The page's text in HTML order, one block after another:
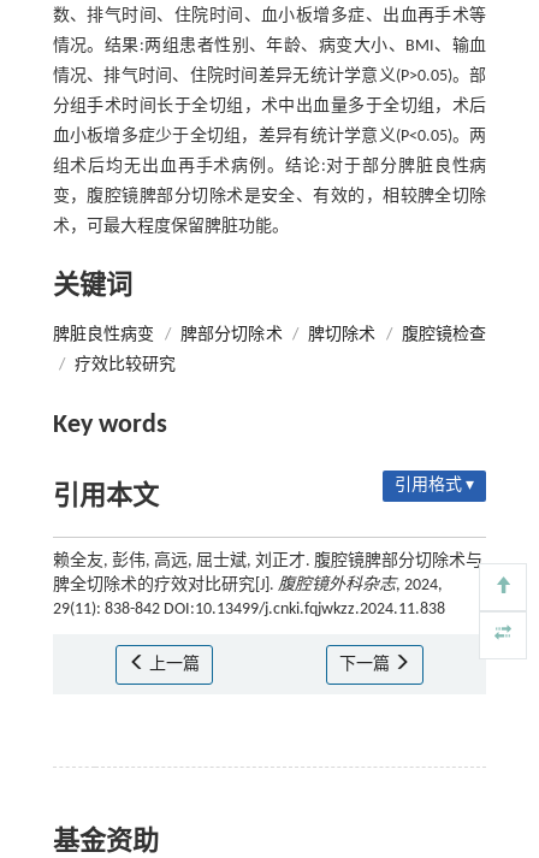
数、排气时间、住院时间、血小板增多症、出血再手术等
情况。结果:两组患者性别、年龄、病变大小、BMI、输血
情况、排气时间、住院时间差异无统计学意义(P>0.05)。部
分组手术时间长于全切组，术中出血量多于全切组，术后
血小板增多症少于全切组，差异有统计学意义(P<0.05)。两
组术后均无出血再手术病例。结论:对于部分脾脏良性病
变，腹腔镜脾部分切除术是安全、有效的，相较脾全切除
术，可最大程度保留脾脏功能。
关键词
脾脏良性病变 / 脾部分切除术 / 脾切除术 / 腹腔镜检查
/ 疗效比较研究
Key words
引用本文 引用格式 ▾
赖全友, 彭伟, 高远, 屈士斌, 刘正才. 腹腔镜脾部分切除术与
脾全切除术的疗效对比研究[J]. 腹腔镜外科杂志, 2024,
29(11): 838-842 DOI:10.13499/j.cnki.fqjwkzz.2024.11.838
上一篇 下一篇
基金资助